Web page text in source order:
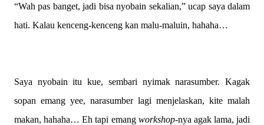
“Wah pas banget, jadi bisa nyobain sekalian,” ucap saya dalam
hati. Kalau kenceng-kenceng kan malu-maluin, hahaha…
Saya nyobain itu kue, sembari nyimak narasumber. Kagak
sopan emang yee, narasumber lagi menjelaskan, kite malah
makan, hahaha… Eh tapi emang workshop-nya agak lama, jadi